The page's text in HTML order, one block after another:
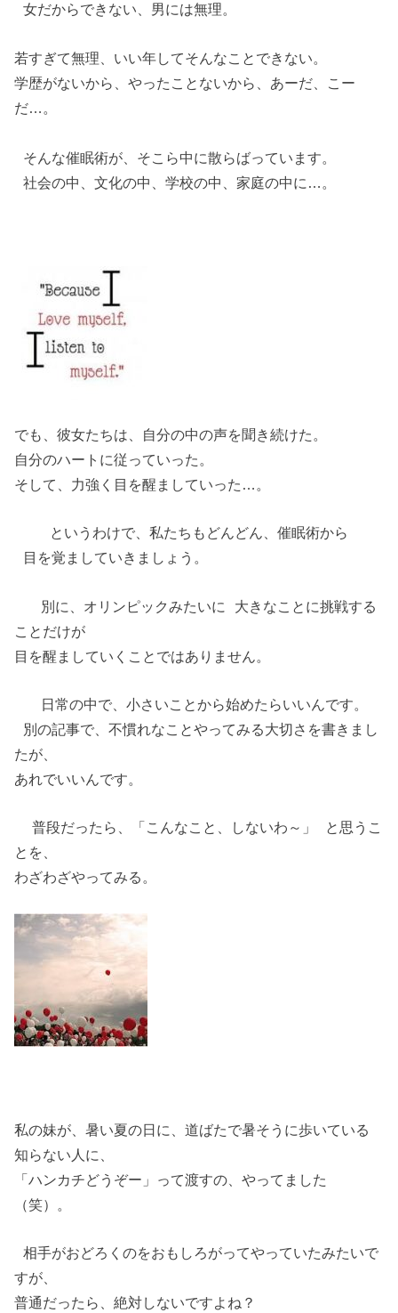
女だからできない、男には無理。
若すぎて無理、いい年してそんなことできない。
学歴がないから、やったことないから、あーだ、こー
だ…。
そんな催眠術が、そこら中に散らばっています。
社会の中、文化の中、学校の中、家庭の中に…。
でも、彼女たちは、自分の中の声を聞き続けた。
自分のハートに従っていった。
そして、力強く目を醒ましていった…。
というわけで、私たちもどんどん、催眠術から
目を覚ましていきましょう。
別に、オリンピックみたいに 大きなことに挑戦する
ことだけが
目を醒ましていくことではありません。
日常の中で、小さいことから始めたらいいんです。
別の記事で、不慣れなことやってみる大切さを書きまし
たが、
あれでいいんです。
普段だったら、「こんなこと、しないわ～」 と思うこ
とを、
わざわざやってみる。
私の妹が、暑い夏の日に、道ばたで暑そうに歩いている
知らない人に、
「ハンカチどうぞー」って渡すの、やってました
（笑）。
相手がおどろくのをおもしろがってやっていたみたいで
すが、
普通だったら、絶対しないですよね？